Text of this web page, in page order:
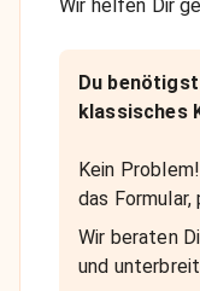
Wir helfen Dir
Du
klassisches
Kein
das
Wir beraten
und